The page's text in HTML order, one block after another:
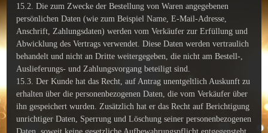
15.2. Die zum Zwecke der Bestellung von Waren angegebenen
persönlichen Daten (wie zum Beispiel Name, E-Mail-Adresse,
Anschrift, Zahlungsdaten) werden vom Verkäufer zur Erfüllung und
Abwicklung des Vertrags verwendet. Diese Daten werden vertraulich
behandelt und nicht an Dritte weitergegeben, die nicht am Bestell-,
Auslieferungs- und Zahlungsvorgang beteiligt sind.
15.3. Der Kunde hat das Recht, auf Antrag unentgeltlich Auskunft zu
erhalten über die personenbezogenen Daten, die vom Verkäufer über
ihn gespeichert wurden. Zusätzlich hat er das Recht auf Berichtigung
unrichtiger Daten, Sperrung und Löschung seiner personenbezogenen